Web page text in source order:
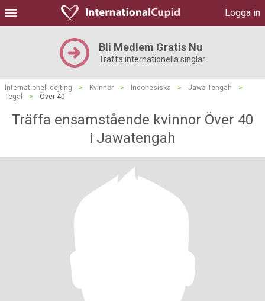
Logga in
Bli Medlem Gratis Nu
Träffa internationella singlar
Internationell dejting > Kvinnor > Indonesiska > Jawa Tengah
>
Tegal
> Över 40
Träffa ensamstående kvinnor Över 40
i Jawatengah